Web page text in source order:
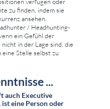
zu finden, indem sie
ansehen.
/ Headhunting-
ein Gefühl der
in der Lage sind, die
eine Stelle selbst zu
...
auch Executive
eine Person oder